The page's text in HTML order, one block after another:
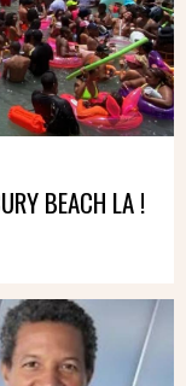
BEACH LA !